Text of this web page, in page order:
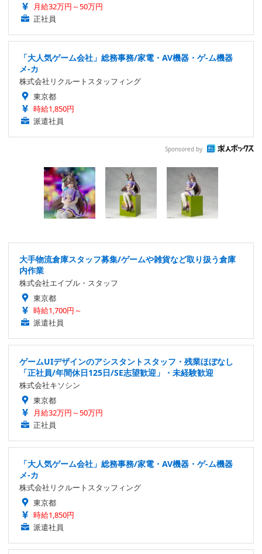
月給32万円～50万円
正社員
「大人気ゲーム会社」総務事務/家電・AV機器・ゲ-ム機器
メ-カ
株式会社リクルートスタッフィング
東京都
時給1,850円
派遣社員
Sponsored by
大手物流倉庫スタッフ募集/ゲームや雑貨など取り扱う倉庫
内作業
株式会社エイブル・スタッフ
東京都
時給1,700円～
派遣社員
ゲームUIデザインのアシスタントスタッフ・残業ほぼなし
「正社員/年間休日125日/SE志望歓迎」・未経験歓迎
株式会社キソシン
東京都
月給32万円～50万円
正社員
「大人気ゲーム会社」総務事務/家電・AV機器・ゲ-ム機器
メ-カ
株式会社リクルートスタッフィング
東京都
時給1,850円
派遣社員